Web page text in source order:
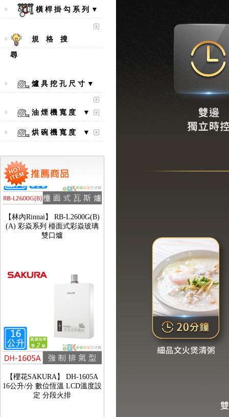
橫 桿 掛 勾 系 列 ▼
規 格 搜
尋
爐 具 挖 孔 尺 寸 ▼
油 煙 機 寬 度 ▼
烘 碗 機 寬 度 ▼
口爐
(A) 彩焱系列 檯面式彩焱玻璃
定 分段火排